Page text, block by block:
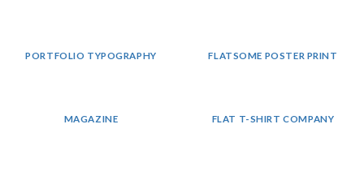
PORTFOLIO TYPOGRAPHY FLATSOME POSTER PRINT
MAGAZINE FLAT T-SHIRT COMPANY